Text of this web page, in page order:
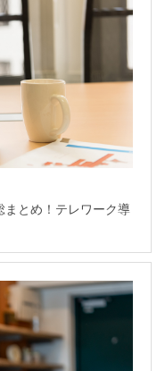
まとめ！テレワーク導